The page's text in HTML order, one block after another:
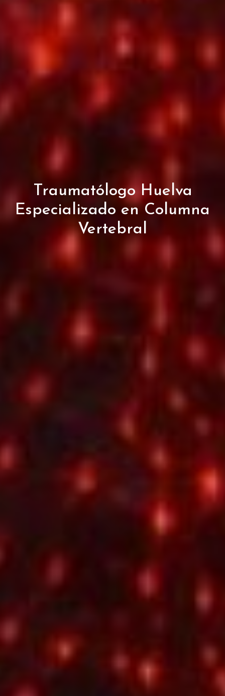
Traumatólogo Huelva
Especializado en Columna
Vertebral